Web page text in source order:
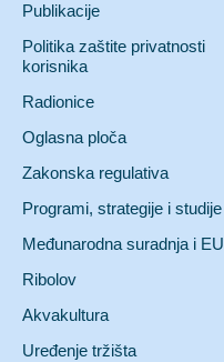
Publikacije
Politika zaštite privatnosti
korisnika
Radionice
Oglasna ploča
Zakonska regulativa
Programi, strategije i studije
Međunarodna suradnja i EU
Ribolov
Akvakultura
Uređenje tržišta